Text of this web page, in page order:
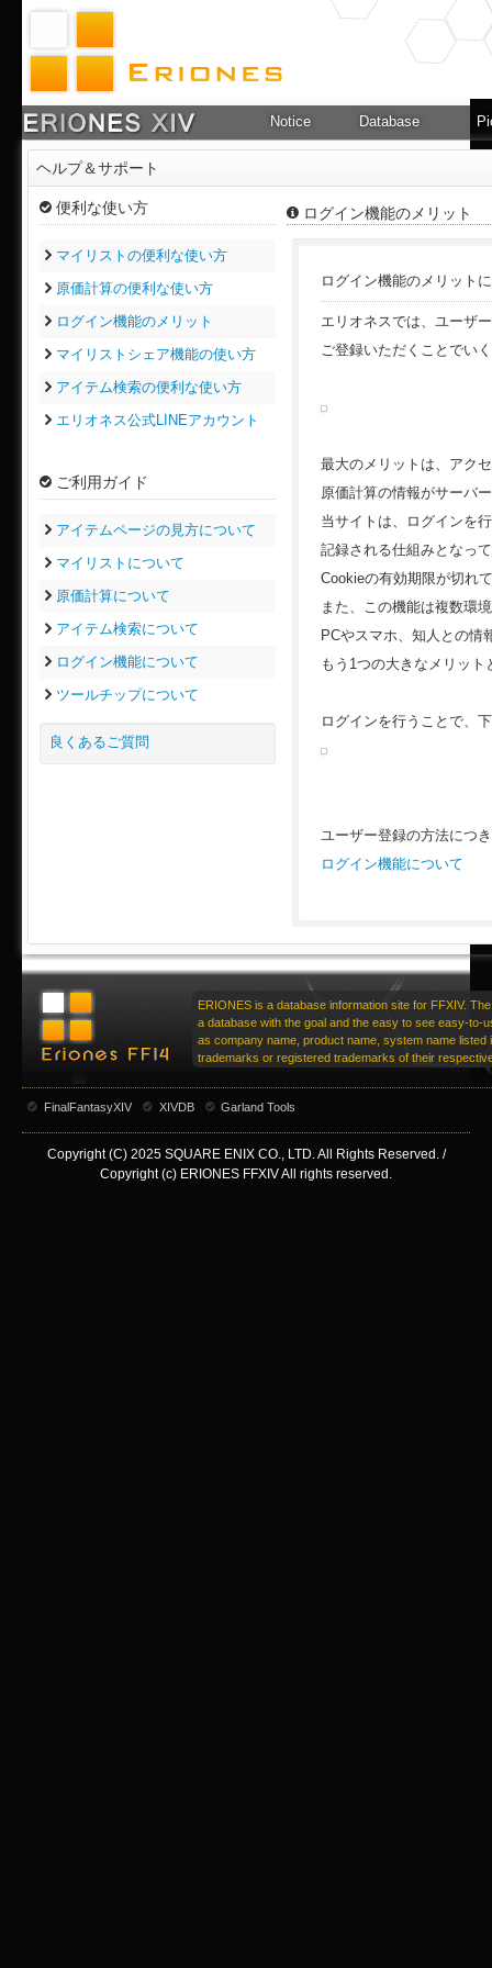
Notice Database
ヘルプ＆サポート
便利な使い方
マイリストの便利な使い方
原価計算の便利な使い方
ログイン機能のメリット
マイリストシェア機能の使い方
アイテム検索の便利な使い方
エリオネス公式LINEアカウント
ご利用ガイド
アイテムページの見方について
マイリストについて
原価計算について
アイテム検索について
ログイン機能について
ツールチップについて
良くあるご質問
ログイン機能のメリット
ログイン機能のメリット
エリオネスでは、ユーザ
ご登録いただくことでい
最大のメリットは、アク
原価計算の情報がサーバ
当サイトは、ログインを
記録される仕組みとなっ
Cookieの有効期限が切れ
また、この機能は複数環
PCやスマホ、知人との情
もう1つの大きなメリッ
ログインを行うことで、
ユーザー登録の方法につ
ログイン機能について
ERIONES is a database information site for FFXIV.
a database with the goal and the easy to see easy-to-
as company name, product name, system name listed
trademarks or registered trademarks of their
FinalFantasyXIV XIVDB Garland Tools
Copyright (C) 2025 SQUARE ENIX CO., LTD. All Rights Reserved. /
Copyright (c) ERIONES FFXIV All rights reserved.